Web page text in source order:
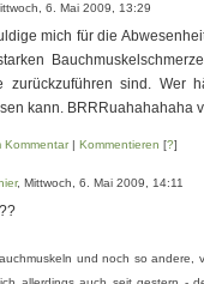
6. Mai 2009, 13:29
mich für die
zurückzuführen sind. Wer
kann. BRRRuahahahaha
Kommentar| Kommentieren [?]
, Mittwoch, 6. Mai 2009, 14:11
und noch so andere,